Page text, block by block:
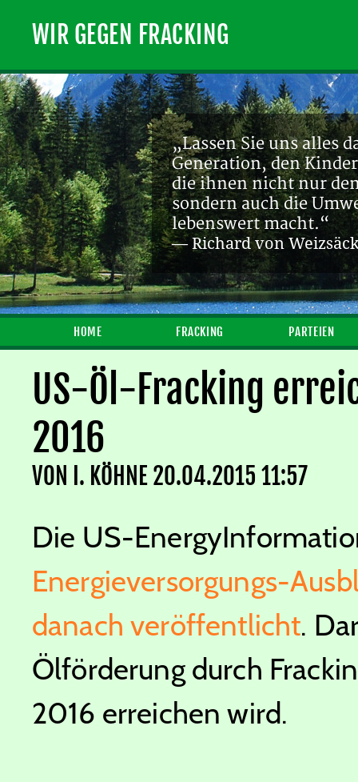
WIR GEGEN FRACKING
„Lassen Sie uns alles
Generation, den
die ihnen nicht nur
sondern auch die
lebenswert macht.“
— Richard von
HOME FRACKING PARTEIEN
US-Öl-Fracking
2016
VON I. KÖHNE20.04.2015 11:57
Die US-
Energieversorgungs-
danach veröffentlicht.
Ölförderung durch
2016 erreichen wird.